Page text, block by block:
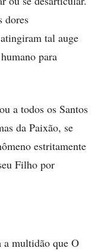
dores
tal auge
para
a todos os Santos
da Paixão, se
estritamente
Filho por
a multidão que O